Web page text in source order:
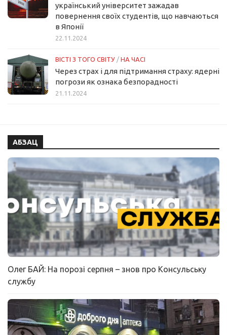
український університет зажадав
повернення своїх студентів, що навчаються
в Японії
22.11.2024
ВІСТІ З ТОГО СВІТУ / НА ЧАСІ
Через страх і для підтримання страху: ядерні
погрози як ознака безпорадності
21.11.2024
АБЗАЦ
Олег БАЙ: На порозі серпня – знов про Консульську
службу